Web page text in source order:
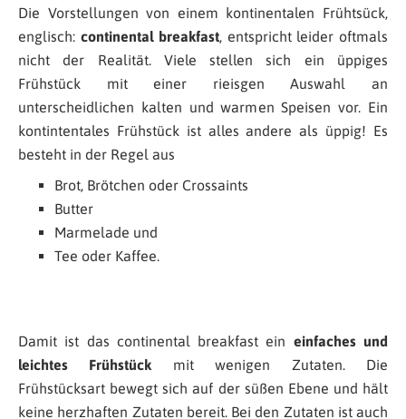
Die Vorstellungen von einem kontinentalen Frühtsück,
englisch: continental breakfast, entspricht leider oftmals
nicht der Realität. Viele stellen sich ein üppiges
Frühstück mit einer rieisgen Auswahl an
unterscheidlichen kalten und warmen Speisen vor. Ein
kontintentales Frühstück ist alles andere als üppig! Es
besteht in der Regel aus
Brot, Brötchen oder Crossaints
Butter
Marmelade und
Tee oder Kaffee.
Damit ist das continental breakfast ein einfaches und
leichtes Frühstück mit wenigen Zutaten. Die
Frühstücksart bewegt sich auf der süßen Ebene und hält
keine herzhaften Zutaten bereit. Bei den Zutaten ist auch